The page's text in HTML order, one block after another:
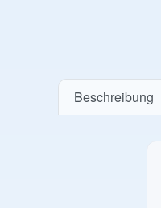
Beschreibung